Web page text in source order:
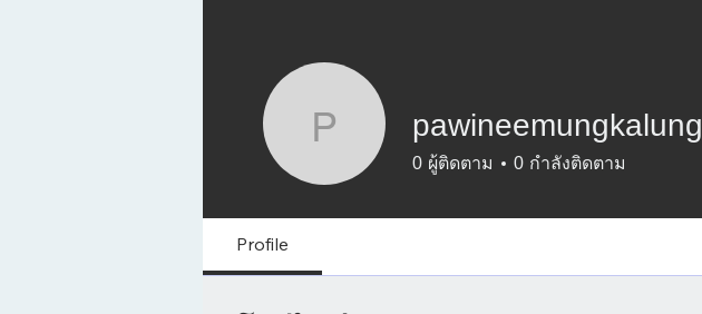
pawineemungkalung
pawineemungkalung
0 ผู้ติดตาม 0 กำลังติดตาม
Profile